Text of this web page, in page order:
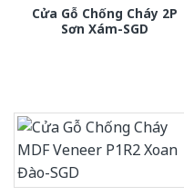
Cửa Gỗ Chống Cháy 2P
Sơn Xám-SGD